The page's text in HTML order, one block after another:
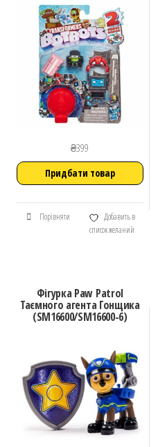
₴399
Придбати товар
Порівняти
Добавить в
список желаний
Фігурка Paw Patrol
Таємного агента Гонщика
(SM16600/SM16600-6)